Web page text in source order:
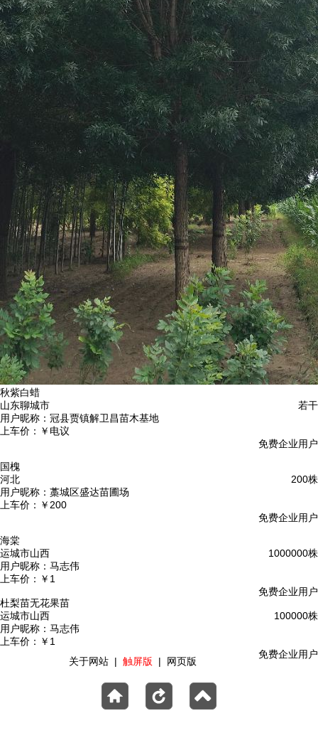
秋紫白蜡
若干
山东聊城市
用户昵称： 冠县贾镇解卫昌苗木基地
上车价： ￥电议
免费企业用户
国槐
200株
河北
用户昵称： 藁城区盛达苗圃场
上车价： ￥200
免费企业用户
海棠
1000000株
运城市山西
用户昵称： 马志伟
上车价： ￥1
免费企业用户
杜梨苗无花果苗
100000株
运城市山西
用户昵称： 马志伟
上车价： ￥1
免费企业用户
关于网站 | 触屏版 | 网页版